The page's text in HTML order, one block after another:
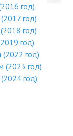
год)
год)
год)
год)
(2022 год)
(2023 год)
год)